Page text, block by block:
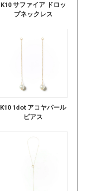
K10 サファイア ドロッ
プネックレス
K10 1dot アコヤパール
ピアス